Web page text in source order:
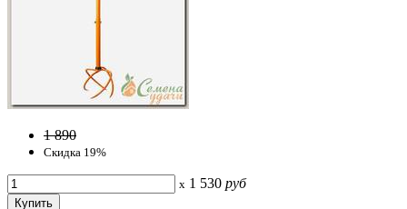
1 890
Скидка 19%
x 1 530 руб